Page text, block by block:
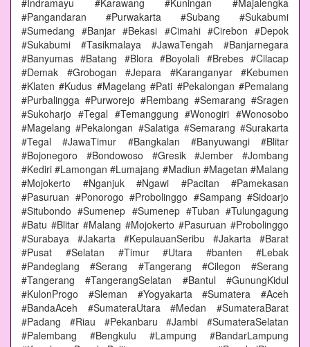
#Indramayu #Karawang #Kuningan #Majalengka
#Pangandaran #Purwakarta #Subang #Sukabumi
#Sumedang #Banjar #Bekasi #Cimahi #Cirebon #Depok
#Sukabumi #Tasikmalaya #JawaTengah #Banjarnegara
#Banyumas #Batang #Blora #Boyolali #Brebes #Cilacap
#Demak #Grobogan #Jepara #Karanganyar #Kebumen
#Klaten #Kudus #Magelang #Pati #Pekalongan #Pemalang
#Purbalingga #Purworejo #Rembang #Semarang #Sragen
#Sukoharjo #Tegal #Temanggung #Wonogiri #Wonosobo
#Magelang #Pekalongan #Salatiga #Semarang #Surakarta
#Tegal #JawaTimur #Bangkalan #Banyuwangi #Blitar
#Bojonegoro #Bondowoso #Gresik #Jember #Jombang
#Kediri #Lamongan #Lumajang #Madiun #Magetan #Malang
#Mojokerto #Nganjuk #Ngawi #Pacitan #Pamekasan
#Pasuruan #Ponorogo #Probolinggo #Sampang #Sidoarjo
#Situbondo #Sumenep #Sumenep #Tuban #Tulungagung
#Batu #Blitar #Malang #Mojokerto #Pasuruan #Probolinggo
#Surabaya #Jakarta #KepulauanSeribu #Jakarta #Barat
#Pusat #Selatan #Timur #Utara #banten #Lebak
#Pandeglang #Serang #Tangerang #Cilegon #Serang
#Tangerang #TangerangSelatan #Bantul #GunungKidul
#KulonProgo #Sleman #Yogyakarta #Sumatera #Aceh
#BandaAceh #SumateraUtara #Medan #SumateraBarat
#Padang #Riau #Pekanbaru #Jambi #SumateraSelatan
#Palembang #Bengkulu #Lampung #BandarLampung